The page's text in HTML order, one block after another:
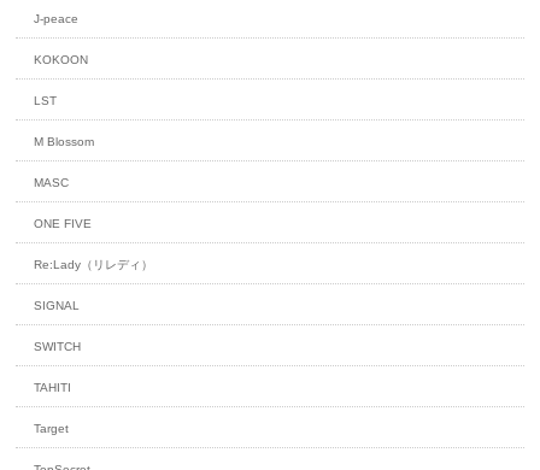
J-peace
KOKOON
LST
M Blossom
MASC
ONE FIVE
Re:Lady（リレディ）
SIGNAL
SWITCH
TAHITI
Target